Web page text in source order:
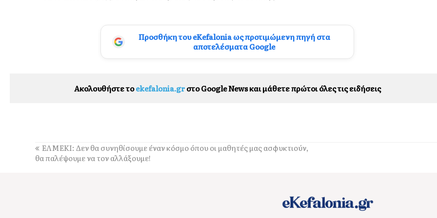
Προσθήκη του eKefalonia ως προτιμώμενη πηγή στα
αποτελέσματα Google
Ακολουθήστε τοekefalonia.grστο Google News και μάθετε πρώτοι όλες τις ειδήσεις
ΕΛΜΕΚΙ: Δεν θα συνηθίσουμε έναν κόσμο όπου οι μαθητές μας ασφυκτιούν,
θα παλέψουμε να τον αλλάξουμε!